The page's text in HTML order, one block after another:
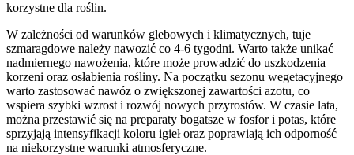
korzystne dla roślin.
W zależności od warunków glebowych i klimatycznych, tuje
szmaragdowe należy nawozić co 4-6 tygodni. Warto także unikać
nadmiernego nawożenia, które może prowadzić do uszkodzenia
korzeni oraz osłabienia rośliny. Na początku sezonu wegetacyjnego
warto zastosować nawóz o zwiększonej zawartości azotu, co
wspiera szybki wzrost i rozwój nowych przyrostów. W czasie lata,
można przestawić się na preparaty bogatsze w fosfor i potas, które
sprzyjają intensyfikacji koloru igieł oraz poprawiają ich odporność
na niekorzystne warunki atmosferyczne.